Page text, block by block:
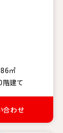
㎡
建て
合わせ